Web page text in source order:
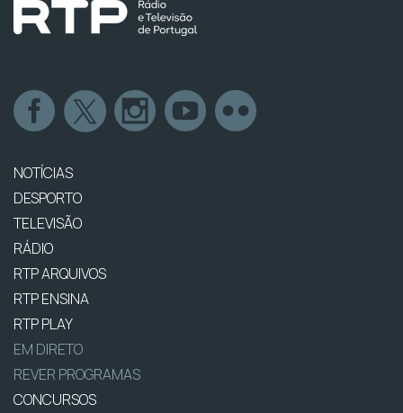
NOTÍCIAS
DESPORTO
TELEVISÃO
RÁDIO
RTP ARQUIVOS
RTP ENSINA
RTP PLAY
EM DIRETO
REVER PROGRAMAS
CONCURSOS